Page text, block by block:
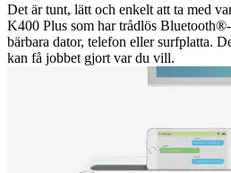
Det är tunt, lätt och enkelt att ta med
K400 Plus som har trådlös
bärbara dator, telefon eller surfplatta.
kan få jobbet gjort var du vill.